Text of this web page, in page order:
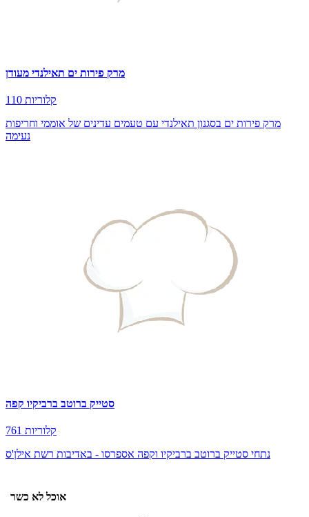
מרק פירות ים תאילנדי מעודן
110 קלוריות
מרק פירות ים בסגנון תאילנדי עם טעמים עדינים של אוממי וחריפות
נעימה
סטייק ברוטב ברביקיו קפה
761 קלוריות
נתחי סטייק ברוטב ברביקיו וקפה אספרסו - באדיבות רשת אילן'ס
אוכל לא כשר